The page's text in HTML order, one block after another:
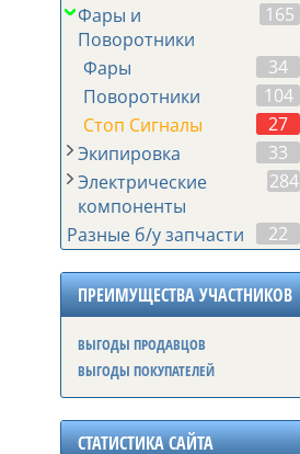
Фары и
Поворотники
165
Фары
34
Поворотники
104
Стоп Сигналы
27
Экипировка
33
Электрические
компоненты
284
Разные б/у запчасти 22
ПРЕИМУЩЕСТВА УЧАСТНИКОВ
ВЫГОДЫ ПРОДАВЦОВ
ВЫГОДЫ ПОКУПАТЕЛЕЙ
СТАТИСТИКА САЙТА